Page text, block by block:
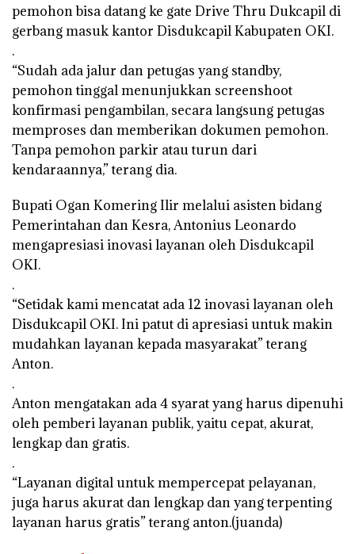
pemohon bisa datang ke gate Drive Thru Dukcapil di
gerbang masuk kantor Disdukcapil Kabupaten OKI.
.
“Sudah ada jalur dan petugas yang standby,
pemohon tinggal menunjukkan screenshoot
konfirmasi pengambilan, secara langsung petugas
memproses dan memberikan dokumen pemohon.
Tanpa pemohon parkir atau turun dari
kendaraannya,” terang dia.
Bupati Ogan Komering Ilir melalui asisten bidang
Pemerintahan dan Kesra, Antonius Leonardo
mengapresiasi inovasi layanan oleh Disdukcapil
OKI.
.
“Setidak kami mencatat ada 12 inovasi layanan oleh
Disdukcapil OKI. Ini patut di apresiasi untuk makin
mudahkan layanan kepada masyarakat” terang
Anton.
.
Anton mengatakan ada 4 syarat yang harus dipenuhi
oleh pemberi layanan publik, yaitu cepat, akurat,
lengkap dan gratis.
.
“Layanan digital untuk mempercepat pelayanan,
juga harus akurat dan lengkap dan yang terpenting
layanan harus gratis” terang anton.(juanda)